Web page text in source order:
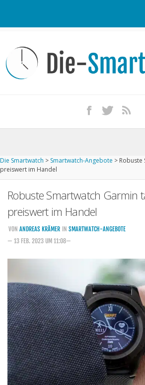
Kontakt / Tipp geben
Impressum
iPhone kaufen
Startseite
Kommende Smartwatches
Handytarife
BASE
Smartphonetarife
Datentarife
o2
Smartphonetarife
Prepaid-Tarife
Datentarife
Flatrate-Prepaidtarife
Die Smartwatch > Smartwatch-Angebote > Robuste
preiswert im Handel
Robuste Smartwatch Garmin
preiswert im Handel
VON ANDREAS KRÄMER IN SMARTWATCH-ANGEBOTE
— 13 FEB. 2023 UM 11:08—